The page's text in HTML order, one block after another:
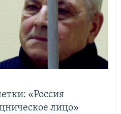
«Россия
лицо»